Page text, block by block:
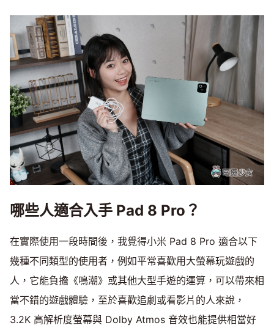
哪些人適合入手 Pad 8 Pro？
在實際使用一段時間後，我覺得小米 Pad 8 Pro 適合以下
幾種不同類型的使用者，例如平常喜歡用大螢幕玩遊戲的
人，它能負擔《鳴潮》或其他大型手遊的運算，可以帶來相
當不錯的遊戲體驗，至於喜歡追劇或看影片的人來說，
3.2K 高解析度螢幕與 Dolby Atmos 音效也能提供相當好